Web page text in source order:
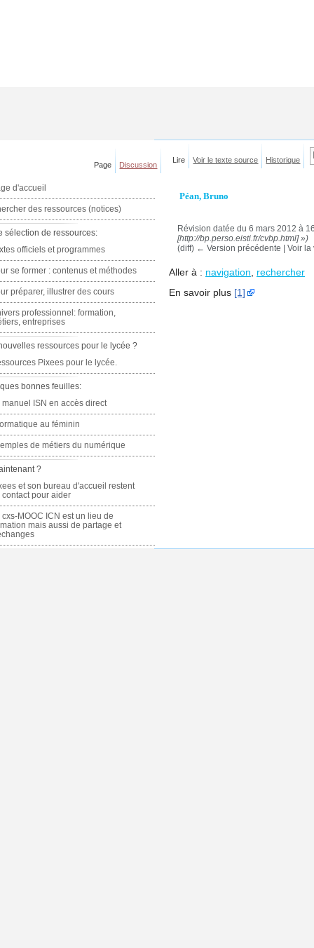
Péan, Bruno
Révision datée du 6 mars 2012 à
[http://bp.perso.eisti.fr/cvbp.html] »)
(diff) ← Version précédente | Voir
Aller à : navigation, rechercher
En savoir plus [1]
Page Discussion
Lire Voir le texte source Historique
d'accueil
des ressources (notices)
sélection de ressources:
officiels et programmes
se former : contenus et méthodes
préparer, illustrer des cours
professionnel: formation,
entreprises
ressources pour le lycée ?
Pixees pour le lycée.
bonnes feuilles:
manuel ISN en accès direct
au féminin
de métiers du numérique
?
et son bureau d'accueil restent
contact pour aider
cxs-MOOC ICN est un lieu de
mais aussi de partage et